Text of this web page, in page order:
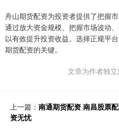
舟山期货配资为投资者提供了把握
通过放大资金规模、把握市场波动
以有效提升投资收益。选择正规平
期货配资的关键。
文章为作者独
上一篇： 南通期货配资 南昌股票
资无忧